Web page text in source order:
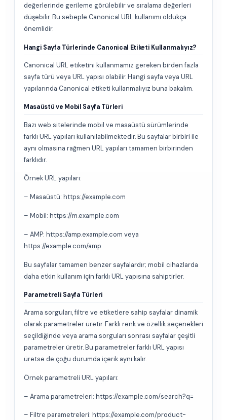
değerlerinde gerileme görülebilir ve sıralama değerleri
düşebilir. Bu sebeple Canonical URL kullanımı oldukça
önemlidir.
Hangi Sayfa Türlerinde Canonical Etiketi Kullanmalıyız?
Canonical URL etiketini kullanmamız gereken birden fazla
sayfa türü veya URL yapısı olabilir. Hangi sayfa veya URL
yapılarında Canonical etiketi kullanmalıyız buna bakalım.
Masaüstü ve Mobil Sayfa Türleri
Bazı web sitelerinde mobil ve masaüstü sürümlerinde
farklı URL yapıları kullanılabilmektedir. Bu sayfalar birbiri ile
aynı olmasına rağmen URL yapıları tamamen birbirinden
farklıdır.
Örnek URL yapıları:
– Masaüstü: https://example.com
– Mobil: https://m.example.com
– AMP: https://amp.example.com veya
https://example.com/amp
Bu sayfalar tamamen benzer sayfalardır; mobil cihazlarda
daha etkin kullanım için farklı URL yapısına sahiptirler.
Parametreli Sayfa Türleri
Arama sorguları, filtre ve etiketlere sahip sayfalar dinamik
olarak parametreler üretir. Farklı renk ve özellik seçenekleri
seçildiğinde veya arama sorguları sonrası sayfalar çeşitli
parametreler üretir. Bu parametreler farklı URL yapısı
üretse de çoğu durumda içerik aynı kalır.
Örnek parametreli URL yapıları:
– Arama parametreleri: https://example.com/search?q=
– Filtre parametreleri: https://example.com/product-